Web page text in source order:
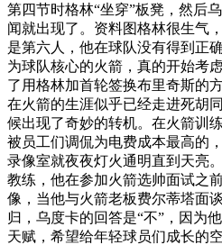
第四节时格林“坐穿”板凳，然后
闻就出现了。资料图格林很生气
是第六人，他在球队没有得到正
为球队核心的火箭，真的开始考
了用格林加首轮签换布里奇斯的
在火箭的生涯似乎已经走进死胡
候出现了奇妙的转机。在火箭训
被员工们调侃为电费成本最高的
录像室就夜夜灯火通明直到天亮
教练，他在参加火箭选帅面试之
像，当他与火箭老板费尔蒂塔面
归，乌度卡的回答是“不”，因为
天赋，希望给年轻球员们成长的